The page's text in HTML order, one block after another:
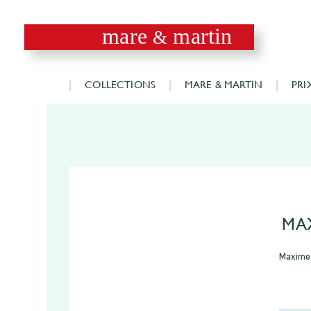
mare & martin
COLLECTIONS MARE & MARTIN